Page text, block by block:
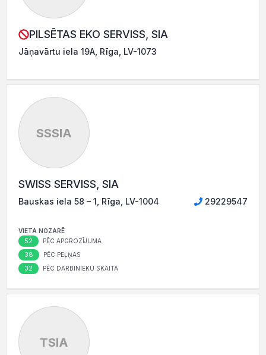
PILSĒTAS EKO SERVISS, SIA
Jāņavārtu iela 19A, Rīga, LV-1073
SSSIA
SWISS SERVISS, SIA
Bauskas iela 58 – 1, Rīga, LV-1004 29229547
VIETA NOZARĒ
52 PĒC APGROZĪJUMA
38 PĒC PEĻŅAS
32 PĒC DARBINIEKU SKAITA
TSIA